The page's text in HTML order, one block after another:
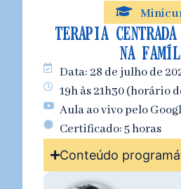
TERAPIA
NA
Data: 28 de julho de
19h às 21h30 (horário
Aula ao vivo pelo
Certificado: 5 horas
Conteúdo